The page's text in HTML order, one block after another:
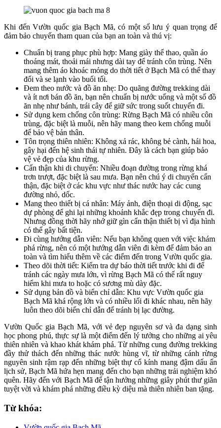
Khi đến Vườn quốc gia Bạch Mã, có một số lưu ý quan trọng để
đảm bảo chuyến tham quan của bạn an toàn và thú vị:
Chuẩn bị trang phục phù hợp: Mang giày thể thao, quần áo
thoáng mát, thoải mái nhưng dài tay để tránh côn trùng. Nên
mang thêm áo khoác mỏng do thời tiết ở Bạch Mã có thể thay
đổi và se lạnh vào buổi tối.
Đem theo nước và đồ ăn nhẹ: Do quãng đường trekking dài
và ít nơi bán đồ ăn, bạn nên chuẩn bị nước uống và một số đồ
ăn nhẹ như bánh, trái cây để giữ sức trong suốt chuyến đi.
Sử dụng kem chống côn trùng: Rừng Bạch Mã có nhiều côn
trùng, đặc biệt là muỗi, nên hãy mang theo kem chống muỗi
để bảo vệ bản thân.
Tôn trọng thiên nhiên: Không xả rác, không bẻ cành, hái hoa,
gây hại đến hệ sinh thái tự nhiên. Đây là cách bạn giúp bảo
vệ vẻ đẹp của khu rừng.
Cẩn thận khi di chuyển: Nhiều đoạn đường trong rừng khá
trơn trượt, đặc biệt là sau mưa. Bạn nên chú ý di chuyển cẩn
thận, đặc biệt ở các khu vực như thác nước hay các cung
đường nhỏ, dốc.
Mang theo thiết bị cá nhân: Máy ảnh, điện thoại di động, sạc
dự phòng để ghi lại những khoảnh khắc đẹp trong chuyến đi.
Nhưng đồng thời hãy nhớ giữ gìn cẩn thận thiết bị vì địa hình
có thể gây bất tiện.
Đi cùng hướng dẫn viên: Nếu bạn không quen với việc khám
phá rừng, nên có một hướng dẫn viên đi kèm để đảm bảo an
toàn và tìm hiểu thêm về các điểm đến trong Vườn quốc gia.
Theo dõi thời tiết: Kiểm tra dự báo thời tiết trước khi đi để
tránh các ngày mưa lớn, vì rừng Bạch Mã có thể rất nguy
hiểm khi mưa to hoặc có sương mù dày đặc.
Sử dụng bản đồ và biển chỉ dẫn: Khu vực Vườn quốc gia
Bạch Mã khá rộng lớn và có nhiều lối đi khác nhau, nên hãy
luôn theo dõi biển chỉ dẫn để tránh bị lạc đường.
Vườn Quốc gia Bạch Mã, với vẻ đẹp nguyên sơ và đa dạng sinh
học phong phú, thực sự là một điểm đến lý tưởng cho những ai yêu
thiên nhiên và khao khát khám phá. Từ những cung đường trekking
đầy thử thách đến những thác nước hùng vĩ, từ những cánh rừng
nguyên sinh rậm rạp đến những biệt thự cổ kính mang đậm dấu ấn
lịch sử, Bạch Mã hứa hẹn mang đến cho bạn những trải nghiệm khó
quên. Hãy đến với Bạch Mã để tận hưởng những giây phút thư giãn
tuyệt vời và khám phá những điều kỳ diệu mà thiên nhiên ban tặng.
Từ khóa: